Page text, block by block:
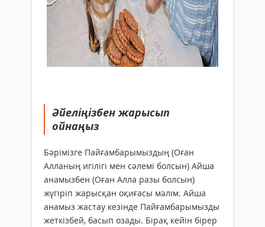
Әйеліңізбен жарысып
ойнаңыз
Бәрімізге Пайғамбарымыздың (Оған
Алланың игілігі мен сәлемі болсын) Айша
анамызбен (Оған Алла разы болсын)
жүгіріп жарысқан оқиғасы мәлім. Айша
анамыз жастау кезінде Пайғамбарымызды
жеткізбей, басып озады. Бірақ кейін бірер